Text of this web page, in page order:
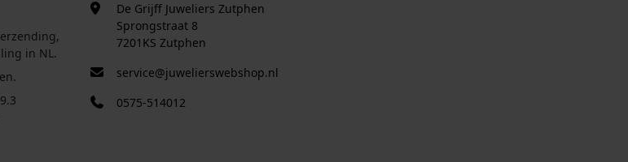
in NL.
De Grijff Juweliers Zutphen
Sprongstraat 8
7201KS Zutphen
service@juwelierswebshop.nl
0575-514012